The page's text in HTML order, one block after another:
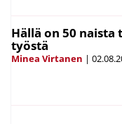
Hällä on 50
työstä
Minea Virtanen |